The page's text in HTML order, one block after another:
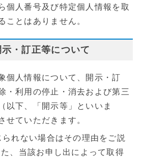
個人番号及び特定個人情報を取
ことはありません。
・訂正等について
個人情報について、開示・訂
・利用の停止・消去および第三
以下、「開示等」といいま
せていただきます。
れない場合はその理由をご説
、当該お申し出によって取得